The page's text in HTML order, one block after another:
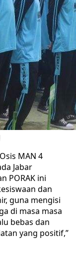
MAN 4
Jabar
PORAK ini
dan
guna mengisi
di masa masa
bebas dan
yang positif,”